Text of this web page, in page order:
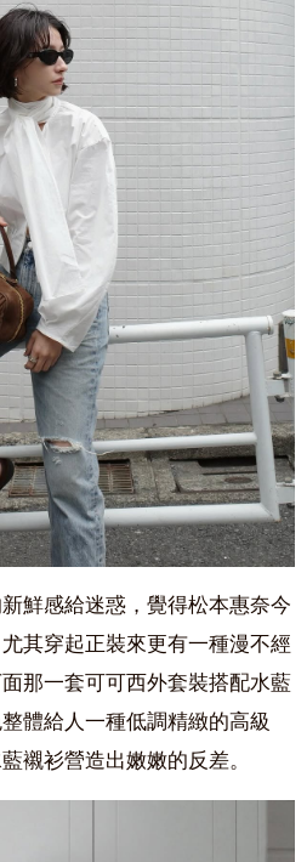
鮮感給迷惑，覺得松本惠奈今
其穿起正裝來更有一種漫不經
那一套可可西外套裝搭配水藍
體給人一種低調精緻的高級
襯衫營造出嫩嫩的反差。